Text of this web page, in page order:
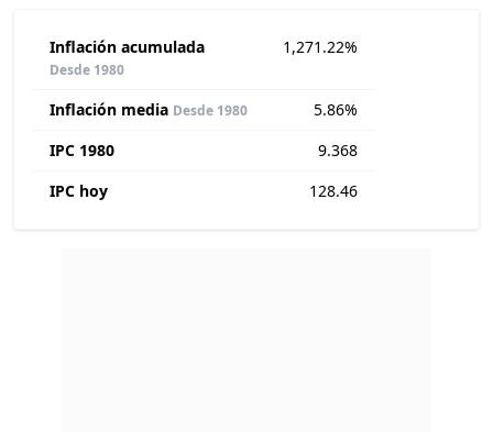
Inflación acumulada
Desde 1980
1,271.22%
Inflación media Desde 1980
5.86%
IPC 1980
9.368
IPC hoy
128.46